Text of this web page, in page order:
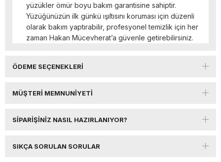
yüzükler ömür boyu bakım garantisine sahiptir.
Yüzüğünüzün ilk günkü ışıltısını koruması için düzenli
olarak bakım yaptırabilir, profesyonel temizlik için her
zaman Hakan Mücevherat’a güvenle getirebilirsiniz.
ÖDEME SEÇENEKLERI
MÜŞTERI MEMNUNIYETI
SIPARIŞINIZ NASIL HAZIRLANIYOR?
SIKÇA SORULAN SORULAR